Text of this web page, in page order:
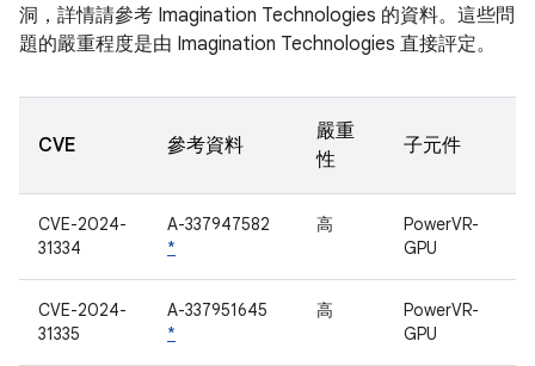
洞，詳情請參考 Imagination Technologies 的資料。這些問
題的嚴重程度是由 Imagination Technologies 直接評定。
CVE 參考資料
嚴重
性
子元件
CVE-2024-
31334
A-337947582
*
高
PowerVR-
GPU
CVE-2024-
31335
A-337951645
*
高
PowerVR-
GPU